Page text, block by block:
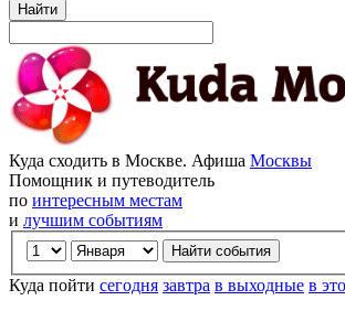
Найти
Куда сходить в Москве. Афиша Москвы
Помощник и путеводитель
по интересным местам
и лучшим событиям
Куда пойти сегодня завтра в выходные в